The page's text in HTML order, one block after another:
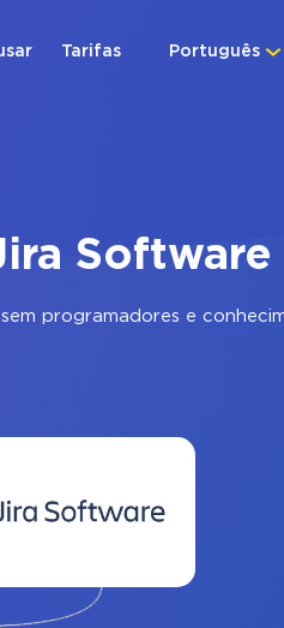
Português
Tarifas
Software
programadores e